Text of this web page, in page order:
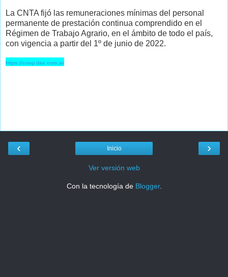
La CNTA fijó las remuneraciones mínimas del personal
permanente de prestación continua comprendido en el
Régimen de Trabajo Agrario, en el ámbito de todo el país,
con vigencia a partir del 1º de junio de 2022.
https://coop.dae.com.ar
‹ ›
Inicio
Ver versión web
Con la tecnología de Blogger.